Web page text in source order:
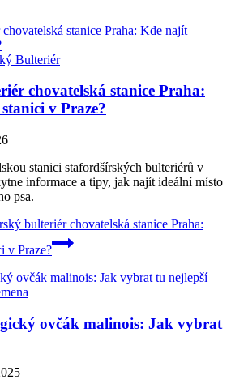
Bulteriér
chovatelská stanice Praha:
v Praze?
stanici stafordšírských bulteriérů v
informace a tipy, jak najít ideální místo
psa.
bulteriér chovatelská stanice Praha:
v Praze?
ovčák malinois: Jak vybrat